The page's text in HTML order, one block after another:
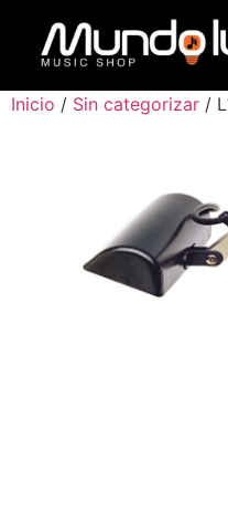
Inicio / Sin categorizar /